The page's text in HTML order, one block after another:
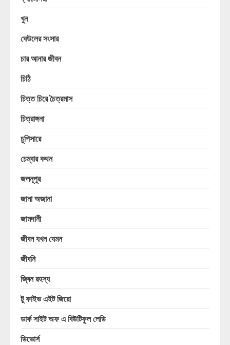
খুন
ঘেউলের সংসার
চার আনার জীবন
চিঠি
চিত্ত চিরে চৈত্রমাস
চিত্রাঙ্গনা
চুপিসারে
চেম্বার কথন
জলনূপুর
জানা অজানা
জামদানী
জীবন যখন যেমন
জীবনি
জ্বিন রহস্য
টু ফাইভ এইট জিরো
ডার্ক সাইট অফ এ বিউটিফুল লেডি
ডিভোর্স